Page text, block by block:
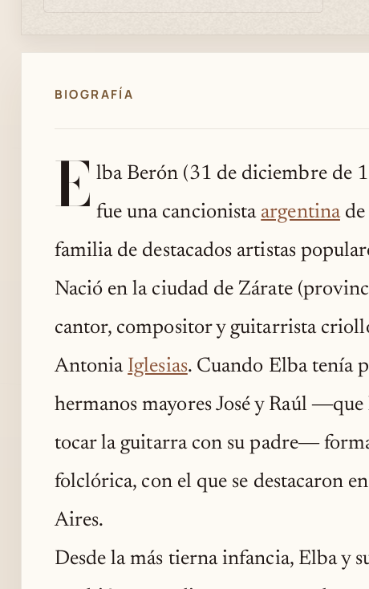
BIOGRAFÍA
E lba Berón (31 de diciembre de
fue una cancionista argentinade
familia de destacados artistas
Nació en la ciudad de Zárate
cantor, compositor y guitarrista
Antonia Iglesias. Cuando Elba tenía
hermanos mayores José y Raúl
tocar la guitarra con su padre―
folclórica, con el que se destacaron
Aires.
Desde la más tierna infancia, Elba y